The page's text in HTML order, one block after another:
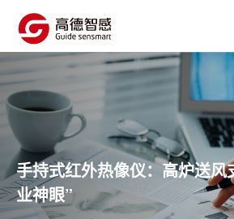
手持式红外热像仪：高炉送风
业神眼”